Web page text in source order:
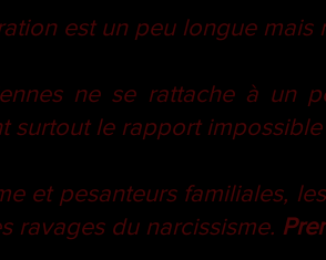
est un peu longue
ne se rattache à un
surtout le rapport
et pesanteurs familiales,
ravages du narcissisme.